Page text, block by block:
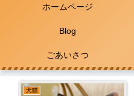
ホームページ
Blog
ごあいさつ
犬猫